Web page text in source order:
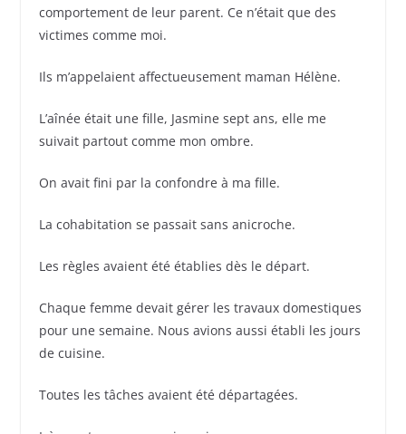
comportement de leur parent. Ce n’était que des
victimes comme moi.
Ils m’appelaient affectueusement maman Hélène.
L’aînée était une fille, Jasmine sept ans, elle me
suivait partout comme mon ombre.
On avait fini par la confondre à ma fille.
La cohabitation se passait sans anicroche.
Les règles avaient été établies dès le départ.
Chaque femme devait gérer les travaux domestiques
pour une semaine. Nous avions aussi établi les jours
de cuisine.
Toutes les tâches avaient été départagées.